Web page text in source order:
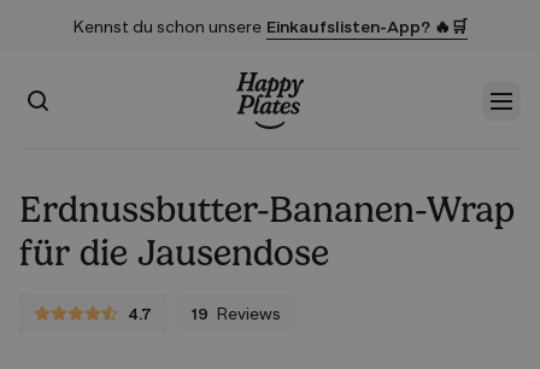
Kennst du schon unsere Einkaufslisten-App? 🔥🛒
Suchen
Erdnussbutter-Bananen-Wrap
für die Jausendose
4.7
4.7 von 5 Sternen 19 Reviews